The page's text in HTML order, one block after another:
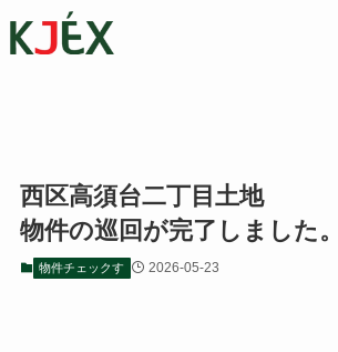
西区高須台二丁目土地
物件の巡回が完了しました。
物件チェックす 2026-05-23